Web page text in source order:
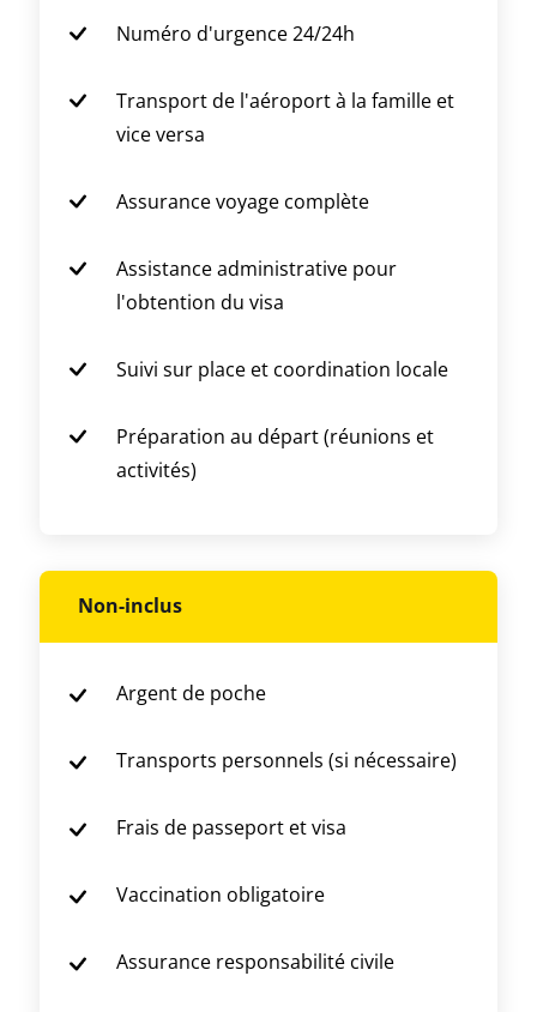
Numéro d'urgence 24/24h
Transport de l'aéroport à la famille et
vice versa
Assurance voyage complète
Assistance administrative pour
l'obtention du visa
Suivi sur place et coordination locale
Préparation au départ (réunions et
activités)
Non-inclus
Argent de poche
Transports personnels (si nécessaire)
Frais de passeport et visa
Vaccination obligatoire
Assurance responsabilité civile